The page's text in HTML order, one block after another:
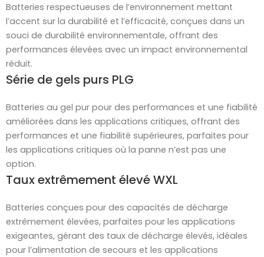
Batteries respectueuses de l’environnement mettant
l’accent sur la durabilité et l’efficacité, conçues dans un
souci de durabilité environnementale, offrant des
performances élevées avec un impact environnemental
réduit.
Série de gels purs PLG
Batteries au gel pur pour des performances et une fiabilité
améliorées dans les applications critiques, offrant des
performances et une fiabilité supérieures, parfaites pour
les applications critiques où la panne n’est pas une
option.
Taux extrêmement élevé WXL
Batteries conçues pour des capacités de décharge
extrêmement élevées, parfaites pour les applications
exigeantes, gérant des taux de décharge élevés, idéales
pour l’alimentation de secours et les applications